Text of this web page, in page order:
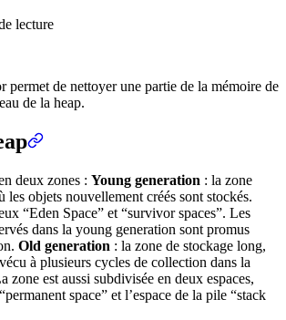
lecture
permet de nettoyer une partie de la mémoire de
de la heap.
deux zones : Young generation : la zone
les objets nouvellement créés sont stockés.
“Eden Space” et “survivor spaces”. Les
dans la young generation sont promus
Old generation : la zone de stockage long,
à plusieurs cycles de collection dans la
zone est aussi subdivisée en deux espaces,
space” et l’espace de la pile “stack